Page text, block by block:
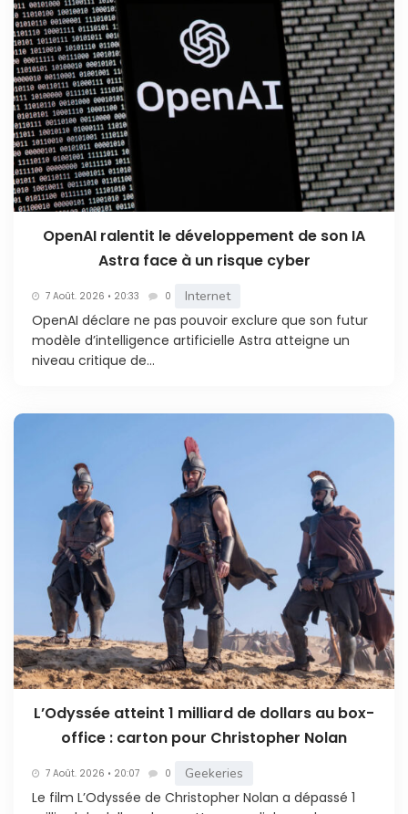
OpenAI ralentit le développement de son IA
Astra face à un risque cyber
7 Août. 2026 • 20:33 0 Internet
OpenAI déclare ne pas pouvoir exclure que son futur
modèle d’intelligence artificielle Astra atteigne un
niveau critique de...
L’Odyssée atteint 1 milliard de dollars au box-
office : carton pour Christopher Nolan
7 Août. 2026 • 20:07 0 Geekeries
Le film L’Odyssée de Christopher Nolan a dépassé 1